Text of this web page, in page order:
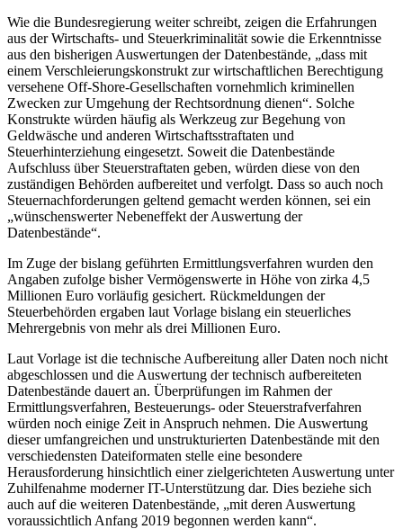
Wie die Bundesregierung weiter schreibt, zeigen die Erfahrungen
aus der Wirtschafts- und Steuerkriminalität sowie die Erkenntnisse
aus den bisherigen Auswertungen der Datenbestände, „dass mit
einem Verschleierungskonstrukt zur wirtschaftlichen Berechtigung
versehene Off-Shore-Gesellschaften vornehmlich kriminellen
Zwecken zur Umgehung der Rechtsordnung dienen“. Solche
Konstrukte würden häufig als Werkzeug zur Begehung von
Geldwäsche und anderen Wirtschaftsstraftaten und
Steuerhinterziehung eingesetzt. Soweit die Datenbestände
Aufschluss über Steuerstraftaten geben, würden diese von den
zuständigen Behörden aufbereitet und verfolgt. Dass so auch noch
Steuernachforderungen geltend gemacht werden können, sei ein
„wünschenswerter Nebeneffekt der Auswertung der
Datenbestände“.
Im Zuge der bislang geführten Ermittlungsverfahren wurden den
Angaben zufolge bisher Vermögenswerte in Höhe von zirka 4,5
Millionen Euro vorläufig gesichert. Rückmeldungen der
Steuerbehörden ergaben laut Vorlage bislang ein steuerliches
Mehrergebnis von mehr als drei Millionen Euro.
Laut Vorlage ist die technische Aufbereitung aller Daten noch nicht
abgeschlossen und die Auswertung der technisch aufbereiteten
Datenbestände dauert an. Überprüfungen im Rahmen der
Ermittlungsverfahren, Besteuerungs- oder Steuerstrafverfahren
würden noch einige Zeit in Anspruch nehmen. Die Auswertung
dieser umfangreichen und unstrukturierten Datenbestände mit den
verschiedensten Dateiformaten stelle eine besondere
Herausforderung hinsichtlich einer zielgerichteten Auswertung unter
Zuhilfenahme moderner IT-Unterstützung dar. Dies beziehe sich
auch auf die weiteren Datenbestände, „mit deren Auswertung
voraussichtlich Anfang 2019 begonnen werden kann“.